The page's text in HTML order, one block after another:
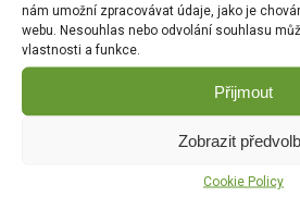
nám umožní zpracovávat údaje, jako je
webu. Nesouhlas nebo odvolání souhlasu
vlastnosti a funkce.
Přijmout
Zobrazit
Cookie Policy
Související produkty:
AgroBio Karate se Zeon
technologií 5CS 20ml
DO